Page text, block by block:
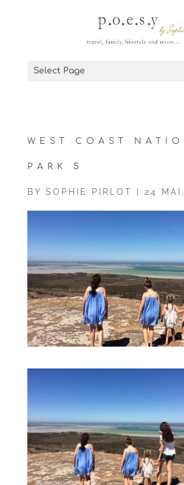
Select Page
WEST COAST
PARK 5
BY SOPHIE PIRLOT 24